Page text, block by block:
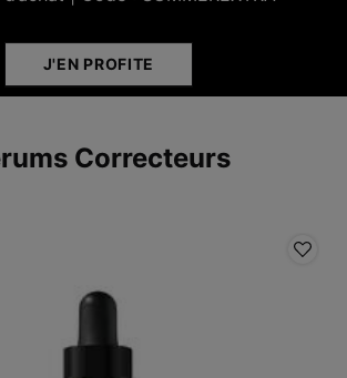
J'EN PROFITE
Correcteurs